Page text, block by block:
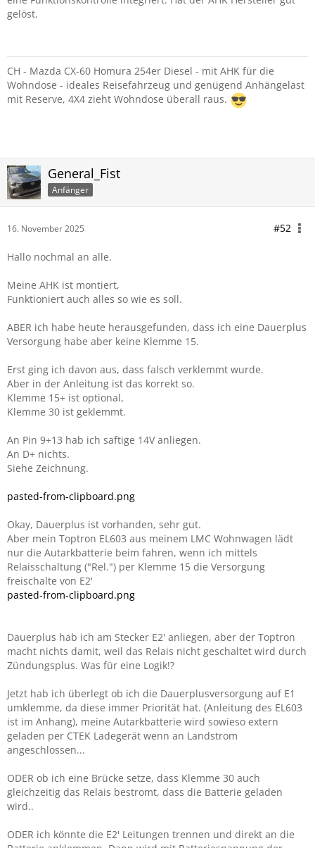
gelöst.
CH - Mazda CX-60 Homura 254er Diesel - mit AHK für die
Wohndose - ideales Reisefahrzeug und genügend Anhängelast
mit Reserve, 4X4 zieht Wohndose überall raus.
General_Fist
Anfänger
16. November 2025 #52
Hallo nochmal an alle.
Meine AHK ist montiert,
Funktioniert auch alles so wie es soll.
ABER ich habe heute herausgefunden, dass ich eine Dauerplus
Versorgung habe aber keine Klemme 15.
Erst ging ich davon aus, dass falsch verklemmt wurde.
Aber in der Anleitung ist das korrekt so.
Klemme 15+ ist optional,
Klemme 30 ist geklemmt.
An Pin 9+13 hab ich saftige 14V anliegen.
An D+ nichts.
Siehe Zeichnung.
pasted-from-clipboard.png
Okay, Dauerplus ist vorhanden, sehr gut.
Aber mein Toptron EL603 aus meinem LMC Wohnwagen lädt
nur die Autarkbatterie beim fahren, wenn ich mittels
Relaisschaltung ("Rel.") per Klemme 15 die Versorgung
freischalte von E2'
pasted-from-clipboard.png
Dauerplus hab ich am Stecker E2' anliegen, aber der Toptron
macht nichts damit, weil das Relais nicht geschaltet wird durch
Zündungsplus. Was für eine Logik!?
Jetzt hab ich überlegt ob ich die Dauerplusversorgung auf E1
umklemme, da diese immer Priorität hat. (Anleitung des EL603
ist im Anhang), meine Autarkbatterie wird sowieso extern
geladen per CTEK Ladegerät wenn an Landstrom
angeschlossen...
ODER ob ich eine Brücke setze, dass Klemme 30 auch
gleichzeitig das Relais bestromt, dass die Batterie geladen
wird..
ODER ich könnte die E2' Leitungen trennen und direkt an die